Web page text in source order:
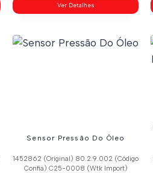
Ver Detalhes
Sensor Pressão Do Óleo
1452862 (Original) 80.2.9.002 (Código
Confia) C25-0008 (Wtk Import)